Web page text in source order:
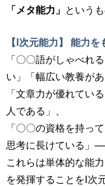
「メタ能力」 という
【Ⅰ次元能力】 能力
「〇〇語がしゃべれ
い」「幅広い教養があ
「文章力が優れてい
人である」、
「〇〇の資格を持っ
思考に長けている」
これらは単体的な能
を発揮することをⅠ次